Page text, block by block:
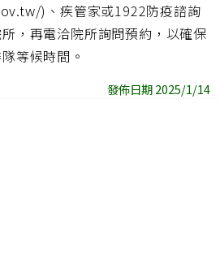
)、疾管家或1922防疫諮詢
，再電洽院所詢問預約，以確保
等候時間。
發佈日期 2025/1/14